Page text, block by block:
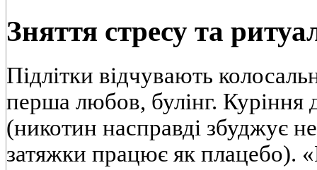
Зняття стресу та
Підлітки відчувають
перша любов, булінг. Куріння
(никотин насправді збуджує
затяжки працює як плацебо).